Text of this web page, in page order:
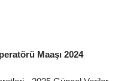
Maaşı 2024